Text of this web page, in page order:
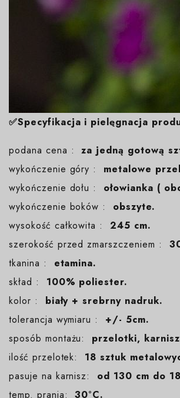
✅Specyfikacja i pielęgnacja
podana cena :za jedną gotową
wykończenie góry :
metalowe
wykończenie dołu : ołowianka (
wykończenie boków : obszyte.
wysokość całkowita :245 cm.
szerokość przed zmarszczeniem :
tkanina : etamina.
skład : 100% poliester.
kolor : biały + srebrny nadruk.
tolerancja wymiaru :
+/- 5cm.
sposób montażu: przelotki,
ilość przelotek:
18 sztuk
pasuje na karnisz: od 130 cm do
temp. prania:30°C.